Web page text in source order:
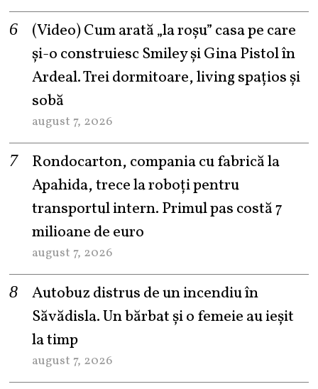
(Video) Cum arată „la roşu” casa pe care
şi-o construiesc Smiley şi Gina Pistol în
Ardeal. Trei dormitoare, living spațios și
sobă
august 7, 2026
Rondocarton, compania cu fabrică la
Apahida, trece la roboți pentru
transportul intern. Primul pas costă 7
milioane de euro
august 7, 2026
Autobuz distrus de un incendiu în
Săvădisla. Un bărbat și o femeie au ieșit
la timp
august 7, 2026